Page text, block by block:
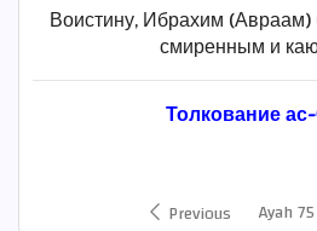
Воистину, Ибрахим
смиренным и
Толкование
Previous Ayah 75